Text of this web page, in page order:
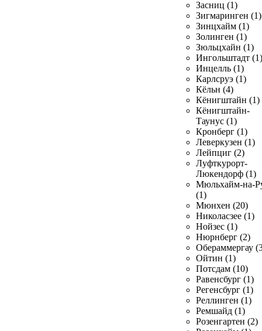
Засниц (1)
Зигмаринген (1)
Зинцхайм (1)
Золинген (1)
Зюльцхайн (1)
Ингольштадт (1)
Инцелль (1)
Карлсруэ (1)
Кёльн (4)
Кёнигштайн (1)
Кёнигштайн-
Таунус (1)
Кронберг (1)
Леверкузен (1)
Лейпциг (2)
Луфткурорт-
Люкендорф (1)
Мюльхайм-на-
(1)
Мюнхен (20)
Николасзее (1)
Нойзес (1)
Нюрнберг (2)
Обераммергау
Ойтин (1)
Потсдам (10)
Равенсбург (1)
Регенсбург (1)
Реллинген (1)
Ремшайд (1)
Розенгартен (2)